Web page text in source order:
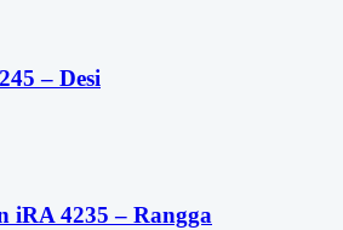
– Desi
iRA 4235 – Rangga